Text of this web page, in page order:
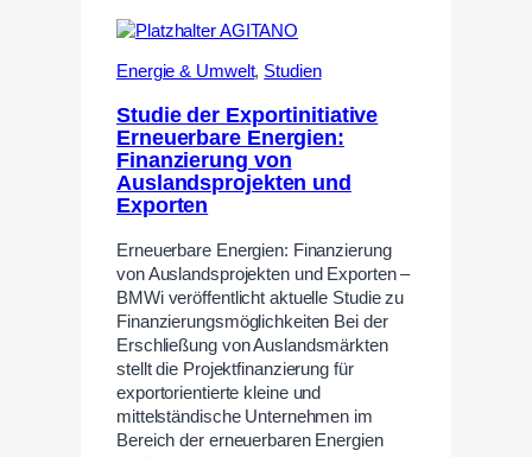
Energie & Umwelt, Studien
Studie der Exportinitiative
Erneuerbare Energien:
Finanzierung von
Auslandsprojekten und
Exporten
Erneuerbare Energien: Finanzierung
von Auslandsprojekten und Exporten –
BMWi veröffentlicht aktuelle Studie zu
Finanzierungsmöglichkeiten Bei der
Erschließung von Auslandsmärkten
stellt die Projektfinanzierung für
exportorientierte kleine und
mittelständische Unternehmen im
Bereich der erneuerbaren Energien